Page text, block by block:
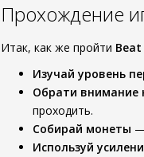
Прохождение
Итак, как же пройти
Изучай уровень
Обрати внимание
проходить.
Собирай монеты
Используй